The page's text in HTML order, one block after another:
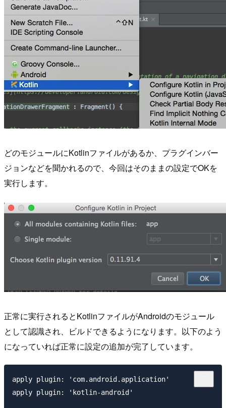
どのモジュールにKotlinファイルがあるか、プラグインバー
ジョンなどを聞かれるので、今回はそのままの設定でOKを
実行します。
正常に実行されるとKotlinファイルがAndroidのモジュール
として認識され、ビルドできるようになります。以下のよう
になっていれば正常に設定の追加が完了しています。
apply plugin: 'com.android.application'
apply plugin: 'kotlin-android'